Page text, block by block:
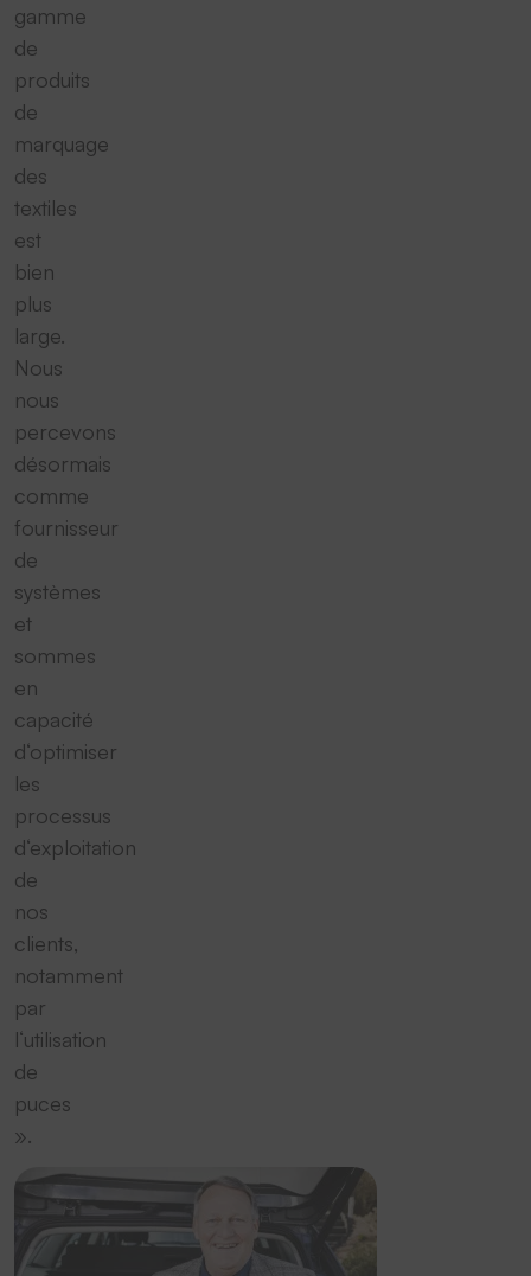
gamme
de
produits
de
marquage
des
textiles
est
bien
plus
large.
Nous
nous
percevons
désormais
comme
fournisseur
de
systèmes
et
sommes
en
capacité
d‘optimiser
les
processus
d‘exploitation
de
nos
clients,
notamment
par
l‘utilisation
de
puces
».